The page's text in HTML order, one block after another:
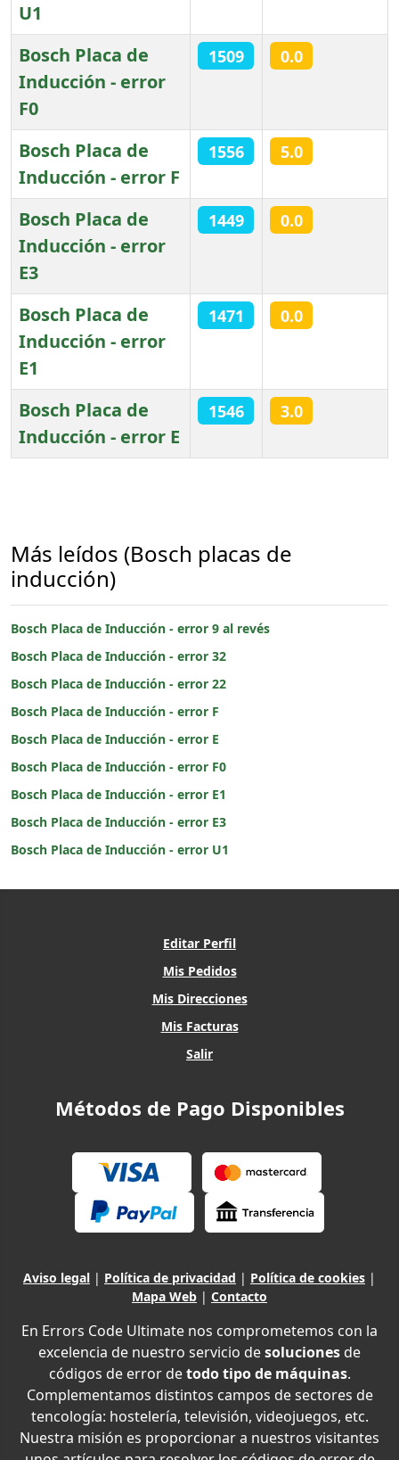
U1
Bosch Placa de
Inducción - error
F0
1509 0.0
Bosch Placa de
Inducción - error F
1556 5.0
Bosch Placa de
Inducción - error
E3
1449 0.0
Bosch Placa de
Inducción - error
E1
1471 0.0
Bosch Placa de
Inducción - error E
1546 3.0
Más leídos (Bosch placas de
inducción)
Bosch Placa de Inducción - error 9 al revés
Bosch Placa de Inducción - error 32
Bosch Placa de Inducción - error 22
Bosch Placa de Inducción - error F
Bosch Placa de Inducción - error E
Bosch Placa de Inducción - error F0
Bosch Placa de Inducción - error E1
Bosch Placa de Inducción - error E3
Bosch Placa de Inducción - error U1
Editar Perfil
Mis Pedidos
Mis Direcciones
Mis Facturas
Salir
Métodos de Pago Disponibles
Aviso legal | Política de privacidad | Política de cookies |
Mapa Web | Contacto
En Errors Code Ultimate nos comprometemos con la
excelencia de nuestro servicio desoluciones de
códigos de error detodo tipo de máquinas.
Complementamos distintos campos de sectores de
tencología: hostelería, televisión, videojuegos, etc.
Nuestra misión es proporcionar a nuestros visitantes